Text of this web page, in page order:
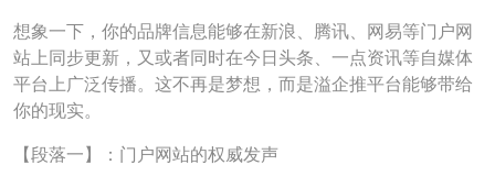
想象一下，你的品牌信息能够在新浪、腾讯、网易等门户网
站上同步更新，又或者同时在今日头条、一点资讯等自媒体
平台上广泛传播。这不再是梦想，而是溢企推平台能够带给
你的现实。
【段落一】：门户网站的权威发声